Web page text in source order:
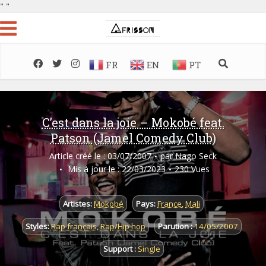
" "
FR EN PT
C’est dans la joie – Mokobé feat.
Patson (Jamel Comedy Club)
Article créé le : 03/07/2007 par Nago Seck
Mis à jour le : 22/03/2023
230 Vues
Artistes:Mokobé Pays:France,Mali
Styles:Rap français,Rap/Hip hop Parution :14/05/2007
Support :Single